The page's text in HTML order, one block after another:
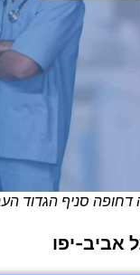
דחופה סניף הגדוד